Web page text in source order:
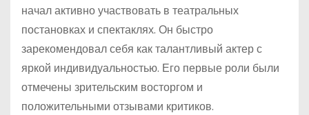
начал активно участвовать в театральных
постановках и спектаклях. Он быстро
зарекомендовал себя как талантливый актер с
яркой индивидуальностью. Его первые роли были
отмечены зрительским восторгом и
положительными отзывами критиков.